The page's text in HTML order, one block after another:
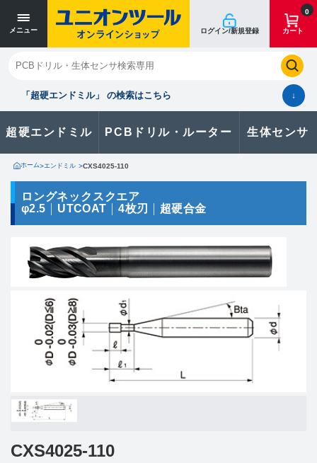
メニュー ログイン/新規登録
0
カート
「超硬エンドミル」 の検索はこちら ↓
超硬エンドミル PCBドリル・ルーター 生体センサ
閉じる
お気に入り クイックオーダー 購入履歴
製品に関するお問い合わせはこちら
お問い合わせ
カタログ一覧
ホーム>エンドミル >CXS4025-110
ロングネックスクエア
φ2.5
UTCOAT 4枚刃 超硬合金
CXS4025-110
寸法単位 [mm]
寸法単位 [mm]